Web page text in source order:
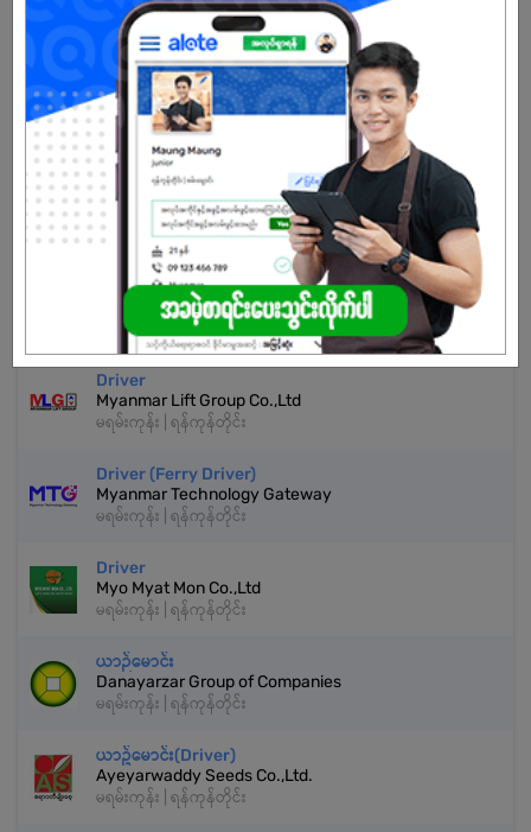
အခွင့်အရေးရှိသူ : ကျား/မ
သက်တမ်းကုန်သွားပါပြီ
အကောင့်မရှိသေးဘူးလား?
မှတ်ပုံတင်မယ်
နောက်ထပ်အလားတူအလုပ်များ
Driver
Myanmar Lift Group Co.,Ltd
မရမ်းကုန်း | ရန်ကုန်တိုင်း
Driver (Ferry Driver)
Myanmar Technology Gateway
မရမ်းကုန်း | ရန်ကုန်တိုင်း
Driver
Myo Myat Mon Co.,Ltd
မရမ်းကုန်း | ရန်ကုန်တိုင်း
ယာဉ်မောင်း
Danayarzar Group of Companies
မရမ်းကုန်း | ရန်ကုန်တိုင်း
ယာဥ်မောင်း(Driver)
Ayeyarwaddy Seeds Co.,Ltd.
မရမ်းကုန်း | ရန်ကုန်တိုင်း